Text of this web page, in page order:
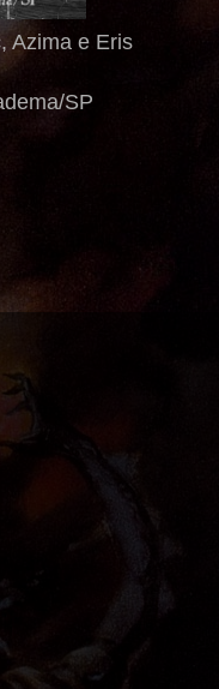
Azima e Eris
SP